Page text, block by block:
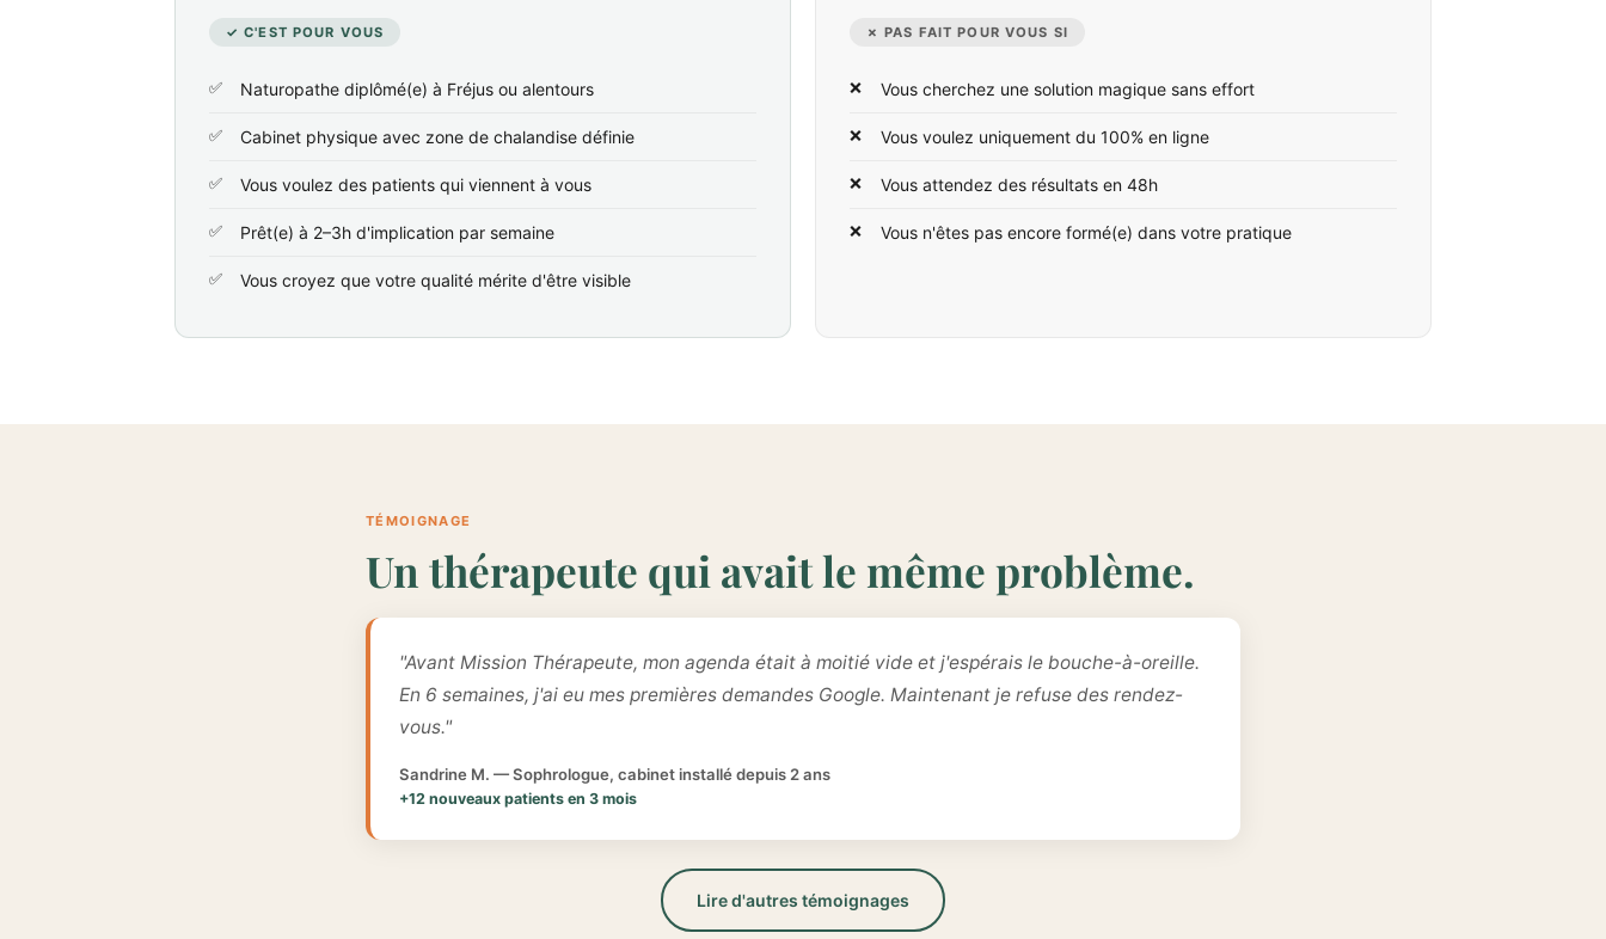
✓ C'EST POUR VOUS
Naturopathe diplômé(e) à Fréjus ou alentours
Cabinet physique avec zone de chalandise définie
Vous voulez des patients qui viennent à vous
Prêt(e) à 2–3h d'implication par semaine
Vous croyez que votre qualité mérite d'être visible
✗ PAS FAIT POUR VOUS SI
Vous cherchez une solution magique sans effort
Vous voulez uniquement du 100% en ligne
Vous attendez des résultats en 48h
Vous n'êtes pas encore formé(e) dans votre pratique
TÉMOIGNAGE
Un thérapeute qui avait le même problème.
"Avant Mission Thérapeute, mon agenda était à moitié vide et j'espérais le bouche-à-oreille.
En 6 semaines, j'ai eu mes premières demandes Google. Maintenant je refuse des rendez-
vous."
Sandrine M. — Sophrologue, cabinet installé depuis 2 ans
+12 nouveaux patients en 3 mois
Lire d'autres témoignages